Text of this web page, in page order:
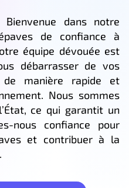
Bienvenue dans notre
de confiance à
équipe dévouée est
débarrasser de vos
de manière rapide et
Nous sommes
ce qui garantit un
nous confiance pour
et contribuer à la